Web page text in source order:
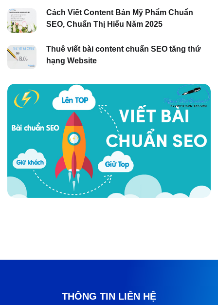
Cách Viết Content Bán Mỹ Phẩm Chuẩn
SEO, Chuẩn Thị Hiếu Năm 2025
Thuê viết bài content chuẩn SEO tăng thứ
hạng Website
THÔNG TIN LIÊN HỆ